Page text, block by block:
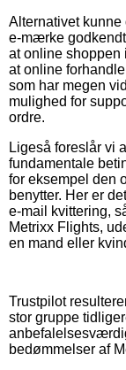
Alternativet
e-mærke
at online shoppen
at online
som har megen
mulighed for
ordre.
Ligeså foreslår vi
fundamentale
for eksempel den
benytter. Her er
e-mail kvittering,
Metrixx Flights,
en mand eller
Trustpilot
stor gruppe
bedømmelser af